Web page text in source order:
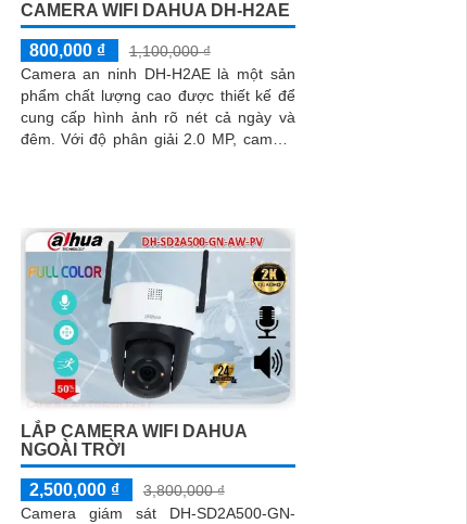
CAMERA WIFI DAHUA DH-H2AE
800,000 ₫
1,100,000 ₫
Camera an ninh DH-H2AE là một sản
phẩm chất lượng cao được thiết kế để
cung cấp hình ảnh rõ nét cả ngày và
đêm. Với độ phân giải 2.0 MP, camera
LẮP CAMERA WIFI DAHUA
NGOÀI TRỜI
2,500,000 ₫
3,800,000 ₫
Camera giám sát DH-SD2A500-GN-